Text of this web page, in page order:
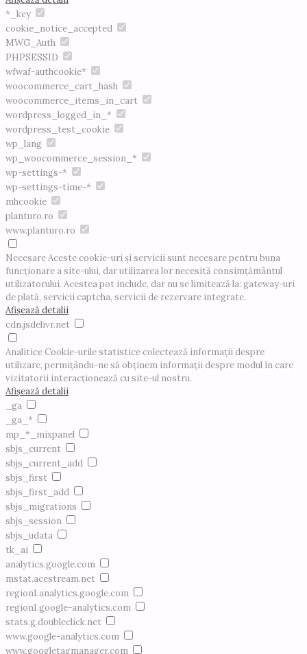
*_key
cookie_notice_accepted
MWG_Auth
PHPSESSID
wfwaf-authcookie*
woocommerce_cart_hash
woocommerce_items_in_cart
wordpress_logged_in_*
wordpress_test_cookie
wp_lang
wp_woocommerce_session_*
wp-settings-*
wp-settings-time-*
mhcookie
planturo.ro
www.planturo.ro
NecesareAceste cookie-uri și servicii sunt necesare pentru buna
funcționare a site-ului, dar utilizarea lor necesită consimțământul
utilizatorului. Acestea pot include, dar nu se limitează la: gateway-uri
de plată, servicii captcha, servicii de rezervare integrate.
Afișează detalii
cdn.jsdelivr.net
AnaliticeCookie-urile statistice colectează informații despre
utilizare, permițându-ne să obținem informații despre modul în care
vizitatorii interacționează cu site-ul nostru.
Afișează detalii
_ga
_ga_*
mp_*_mixpanel
sbjs_current
sbjs_current_add
sbjs_first
sbjs_first_add
sbjs_migrations
sbjs_session
sbjs_udata
tk_ai
analytics.google.com
mstat.acestream.net
region1.analytics.google.com
region1.google-analytics.com
stats.g.doubleclick.net
www.google-analytics.com
www.googletagmanager.com